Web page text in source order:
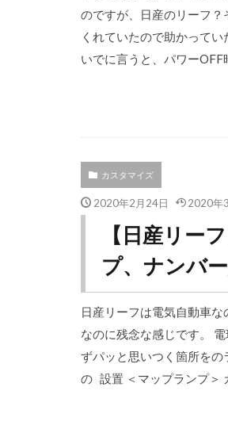
のですが、日産のリーフ
くれていたので助かって
いでに言うと、パワー
カスタマイズ
2020年2月24日 2020年
【日産リー
プ、ナンバ
日産リーフは電気自動車
なのに残念な感じです。
ずパッと思いつく箇所を
の 設置 ＜マップランプ＞